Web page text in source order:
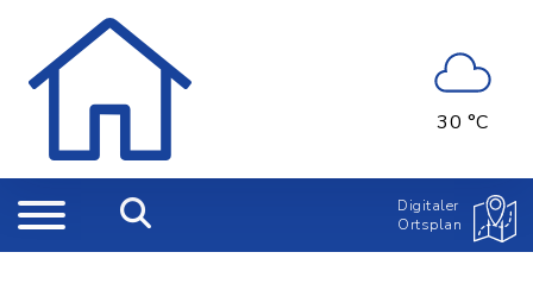
30 °C
Digitaler
Ortsplan